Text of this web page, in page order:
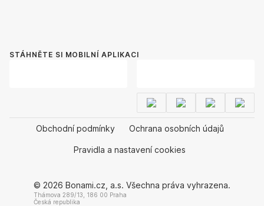
STÁHNĚTE SI MOBILNÍ APLIKACI
Obchodní podmínky Ochrana osobních údajů
Pravidla a nastavení cookies
© 2026 Bonami.cz, a.s. Všechna práva vyhrazena.
Thámova 289/13, 186 00 Praha
Česká republika